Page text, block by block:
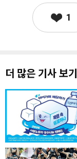
1
더 많은 기사 보기